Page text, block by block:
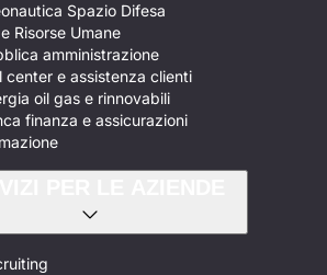
Spazio Difesa
Risorse Umane
amministrazione
center e assistenza clienti
oil gas e rinnovabili
finanza e assicurazioni